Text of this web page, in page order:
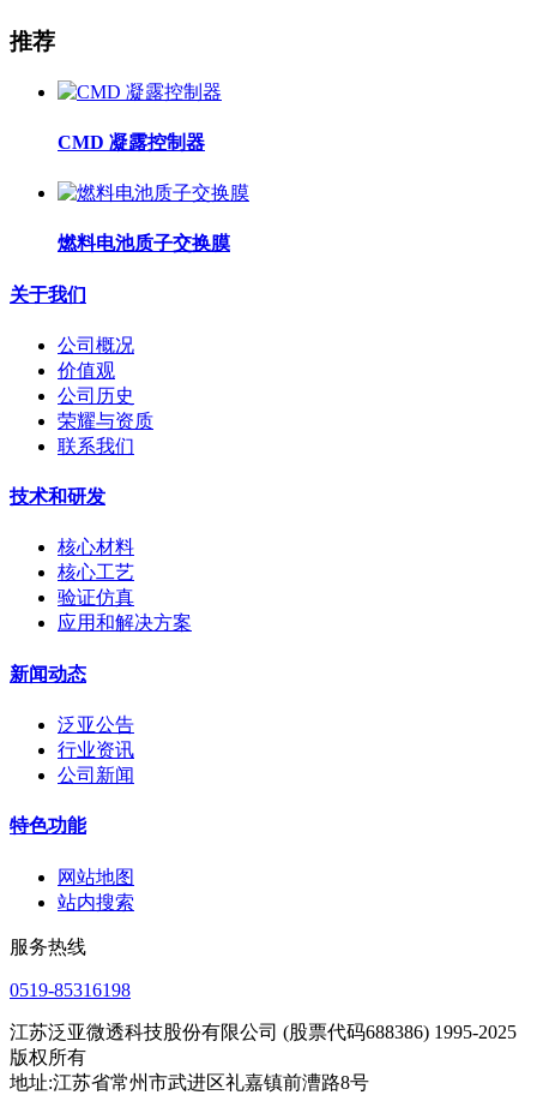
推荐
CMD 凝露控制器
燃料电池质子交换膜
关于我们
公司概况
价值观
公司历史
荣耀与资质
联系我们
技术和研发
核心材料
核心工艺
验证仿真
应用和解决方案
新闻动态
泛亚公告
行业资讯
公司新闻
特色功能
网站地图
站内搜索
服务热线
0519-85316198
江苏泛亚微透科技股份有限公司 (股票代码688386) 1995-2025
版权所有
地址:江苏省常州市武进区礼嘉镇前漕路8号